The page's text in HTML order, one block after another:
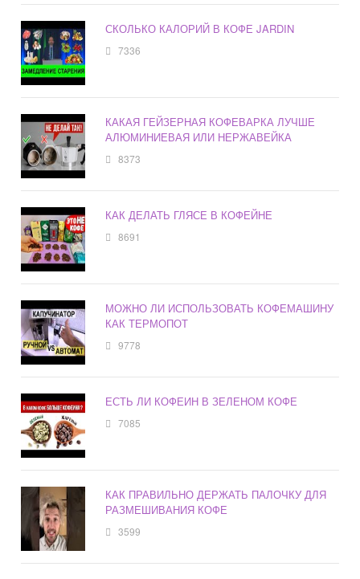
СКОЛЬКО КАЛОРИЙ В КОФЕ JARDIN
7336
КАКАЯ ГЕЙЗЕРНАЯ КОФЕВАРКА ЛУЧШЕ
АЛЮМИНИЕВАЯ ИЛИ НЕРЖАВЕЙКА
8373
КАК ДЕЛАТЬ ГЛЯСЕ В КОФЕЙНЕ
8691
МОЖНО ЛИ ИСПОЛЬЗОВАТЬ КОФЕМАШИНУ
КАК ТЕРМОПОТ
9778
ЕСТЬ ЛИ КОФЕИН В ЗЕЛЕНОМ КОФЕ
7085
КАК ПРАВИЛЬНО ДЕРЖАТЬ ПАЛОЧКУ ДЛЯ
РАЗМЕШИВАНИЯ КОФЕ
3599